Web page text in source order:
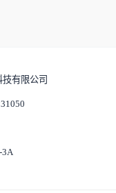
有限公司
3A